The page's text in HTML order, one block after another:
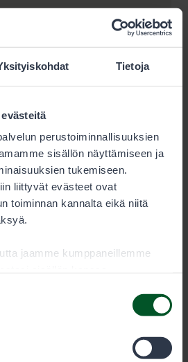
Tietoja
perustoiminnallisuuksien
sisällön näyttämiseen ja
tukemiseen.
liittyvät evästeet ovat
toiminnan kannalta eikä niitä
jaamme kumppaneillemme
heille tai joita on kerätty, kun
Voit sallia haluamasi
(Pelkosenniemi)
aukioloajat (luontoon.fi).